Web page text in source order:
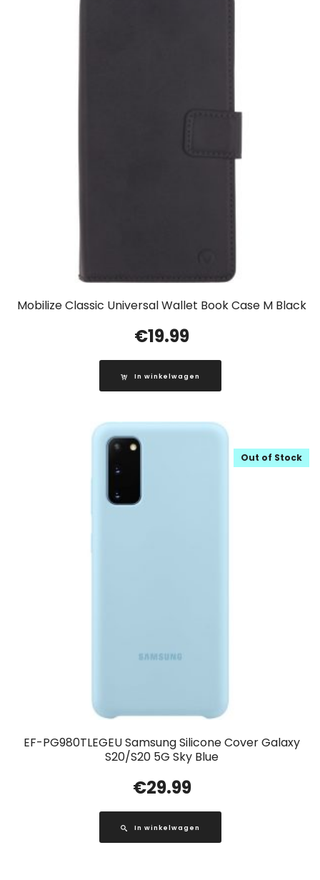
Mobilize Classic Universal Wallet Book Case M Black
€19.99
In winkelwagen
EF-PG980TLEGEU Samsung Silicone Cover Galaxy
S20/S20 5G Sky Blue
Out of Stock
€29.99
In winkelwagen